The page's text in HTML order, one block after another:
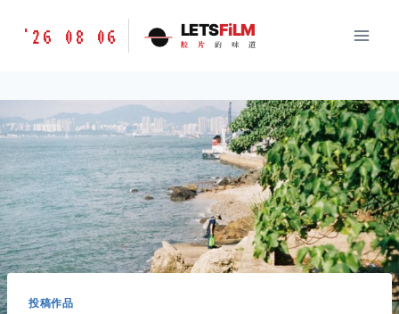
胶
味
道
LETSFILM
'26 08 06 LETSFiLM
胶 片 的 味 道
投稿作品